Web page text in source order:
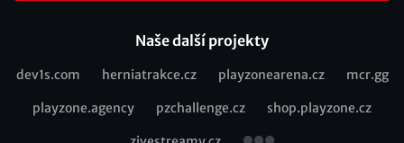
Naše další projekty
Recommended
dev1s.com herniatrakce.cz playzonearena.cz mcr.gg
playzone.agency pzchallenge.cz shop.playzone.cz